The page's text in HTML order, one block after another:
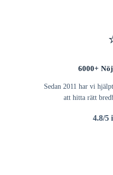
6000+
Sedan 2011 har vi
att hitta rätt
4.8/5